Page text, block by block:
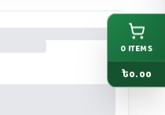
0 ITEMS
৳0.00